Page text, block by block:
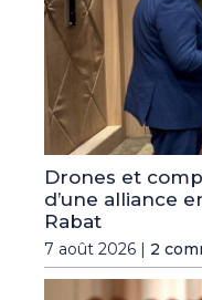
Drones et
d’une alliance
Rabat
7 août 2026 | 2